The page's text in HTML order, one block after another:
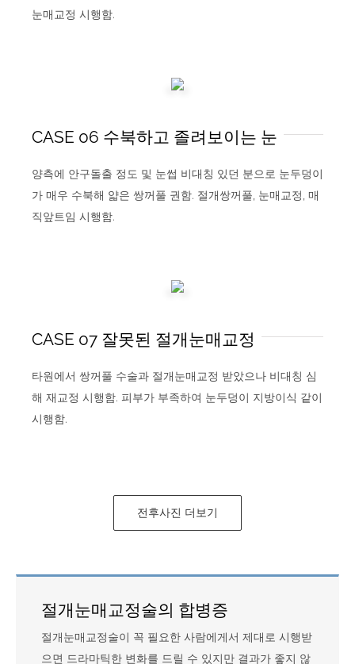
눈매교정 시행함.
CASE 06 수북하고 졸려보이는 눈
양측에 안구돌출 정도 및 눈썹 비대칭 있던 분으로 눈두덩이
가 매우 수북해 얇은 쌍꺼풀 권함. 절개쌍꺼풀, 눈매교정, 매
직앞트임 시행함.
CASE 07 잘못된 절개눈매교정
타원에서 쌍꺼풀 수술과 절개눈매교정 받았으나 비대칭 심
해 재교정 시행함. 피부가 부족하여 눈두덩이 지방이식 같이
시행함.
전후사진 더보기
절개눈매교정술의 합병증
절개눈매교정술이 꼭 필요한 사람에게서 제대로 시행받
으면 드라마틱한 변화를 드릴 수 있지만 결과가 좋지 않